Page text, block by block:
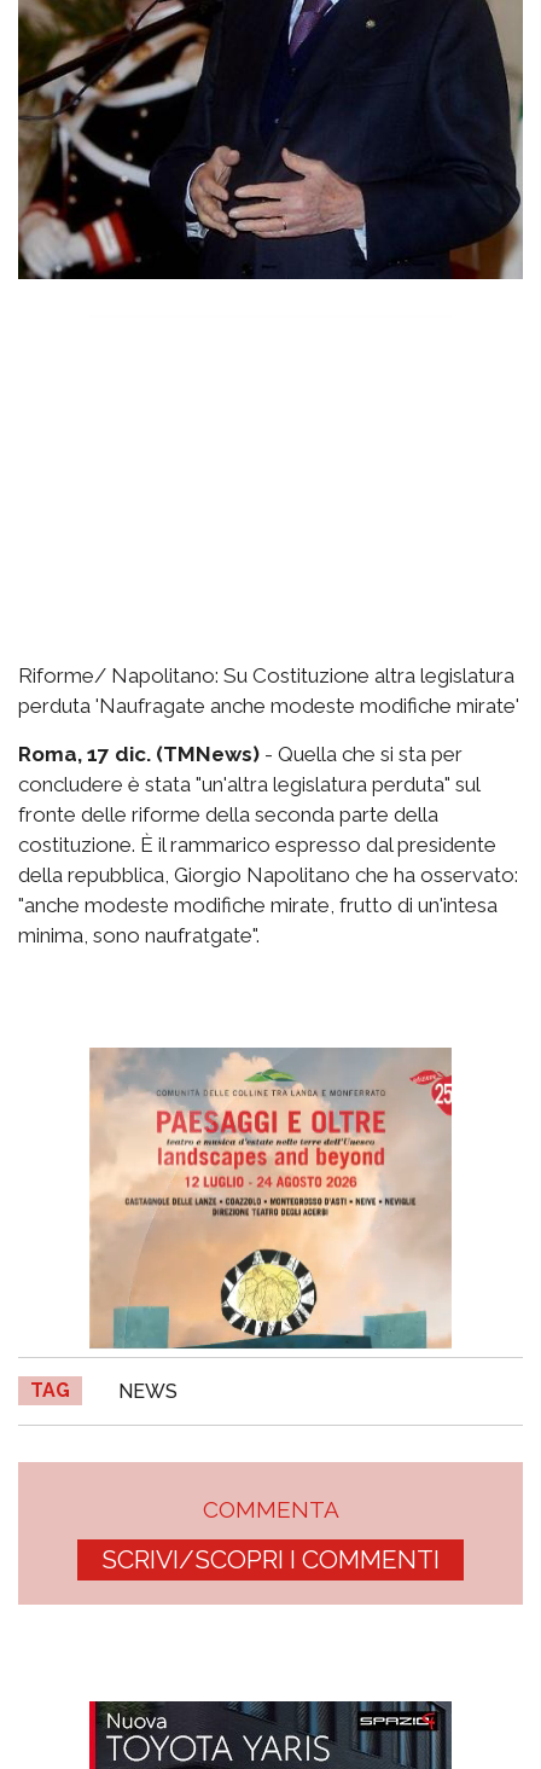
Riforme/ Napolitano: Su Costituzione altra legislatura
perduta 'Naufragate anche modeste modifiche mirate'
Roma, 17 dic. (TMNews) - Quella che si sta per
concludere è stata "un'altra legislatura perduta" sul
fronte delle riforme della seconda parte della
costituzione. È il rammarico espresso dal presidente
della repubblica, Giorgio Napolitano che ha osservato:
"anche modeste modifiche mirate, frutto di un'intesa
minima, sono naufratgate".
TAG NEWS
COMMENTA
SCRIVI/SCOPRI I COMMENTI